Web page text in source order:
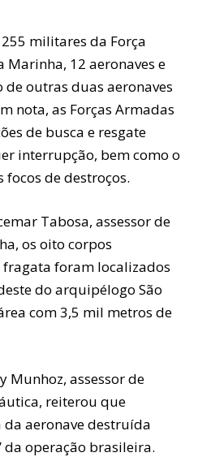
militares da Força
Marinha, 12 aeronaves e
de outras duas aeronaves
nota, as Forças Armadas
de busca e resgate
interrupção, bem como o
de destroços.
Tabosa, assessor de
os oito corpos
foram localizados
do arquipélogo São
com 3,5 mil metros de
Munhoz, assessor de
reiterou que
aeronave destruída
da operação brasileira.